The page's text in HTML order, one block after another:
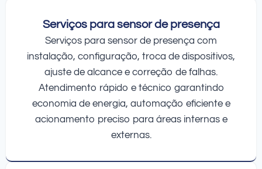
Serviços para sensor de presença
Serviços para sensor de presença com
instalação, configuração, troca de dispositivos,
ajuste de alcance e correção de falhas.
Atendimento rápido e técnico garantindo
economia de energia, automação eficiente e
acionamento preciso para áreas internas e
externas.